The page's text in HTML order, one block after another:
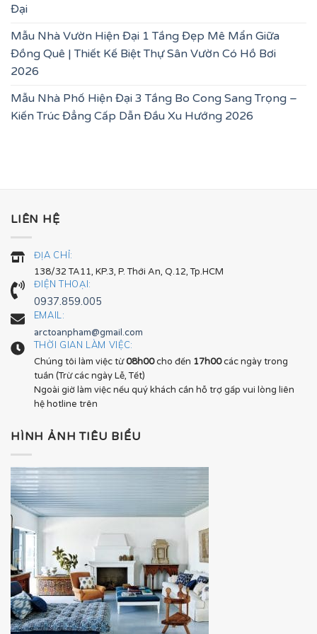
Đại
Mẫu Nhà Vườn Hiện Đại 1 Tầng Đẹp Mê Mẩn Giữa
Đồng Quê | Thiết Kế Biệt Thự Sân Vườn Có Hồ Bơi
2026
Mẫu Nhà Phố Hiện Đại 3 Tầng Bo Cong Sang Trọng –
Kiến Trúc Đẳng Cấp Dẫn Đầu Xu Hướng 2026
LIÊN HỆ
ĐỊA CHỈ:
138/32 TA11, KP.3, P. Thới An, Q.12, Tp.HCM
ĐIỆN THOẠI:
0937.859.005
EMAIL:
arctoanpham@gmail.com
THỜI GIAN LÀM VIỆC:
Chúng tôi làm việc từ08h00cho đến 17h00các ngày trong
tuần (Trừ các ngày Lễ, Tết)
Ngoài giờ làm việc nếu quý khách cần hỗ trợ gấp vui lòng liên
hệ hotline trên
HÌNH ẢNH TIÊU BIỂU